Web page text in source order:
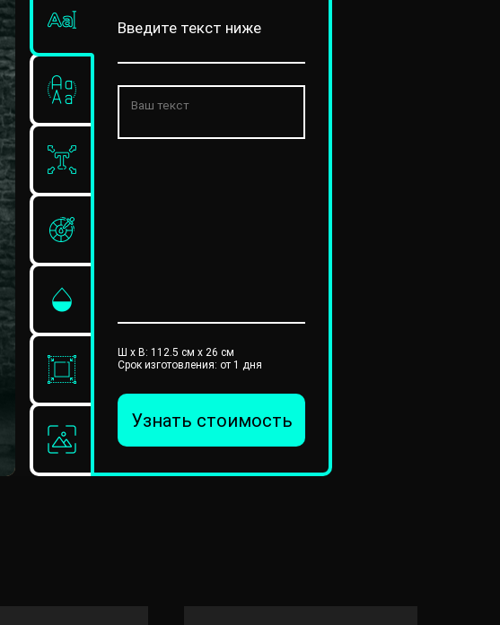
Введите текст ниже
Ш x В: 112.5 см x26 см
Срок изготовления: от 1 дня
Узнать стоимость